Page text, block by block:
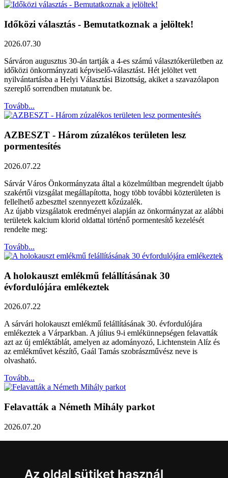
Az oldal sütiket használ
Időközi választás - Bemutatkoznak a jelöltek!
2026.07.30
Sárváron augusztus 30-án tartják a 4-es számú választókerületben az
időközi önkormányzati képviselő-választást. Hét jelöltet vett
nyilvántartásba a Helyi Választási Bizottság, akiket a szavazólapon
szereplő sorrendben mutatunk be.
Tovább...
AZBESZT - Három zúzalékos területen lesz
pormentesítés
2026.07.22
Sárvár Város Önkormányzata által a közelmúltban megrendelt újabb
szakértői vizsgálat megállapította, hogy több további közterületen is
fellelhető azbeszttel szennyezett kőzúzalék.
Az újabb vizsgálatok eredményei alapján az önkormányzat az alábbi
területek kalcium klorid oldattal történő pormentesítő kezelését
rendelte meg:
Tovább...
A holokauszt emlékmű felállításának 30
évfordulójára emlékeztek
2026.07.22
A sárvári holokauszt emlékmű felállításának 30. évfordulójára
emlékeztek a Várparkban. A július 9-i emlékünnepségen felavatták
azt az új emléktáblát, amelyen az adományozó, Lichtenstein Alíz és
az emlékművet készítő, Gaál Tamás szobrászművész neve is
olvasható.
Tovább...
Felavatták a Németh Mihály parkot
2026.07.20